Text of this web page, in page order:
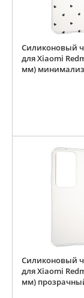
Силиконовый
для Xiaomi
мм)
Силиконовый
для Xiaomi
мм)